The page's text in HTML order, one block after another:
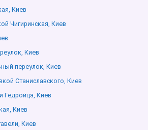
Киев
Чигиринская, Киев
Киев
переулок, Киев
Станиславского, Киев
Гедройца, Киев
Киев
Киев